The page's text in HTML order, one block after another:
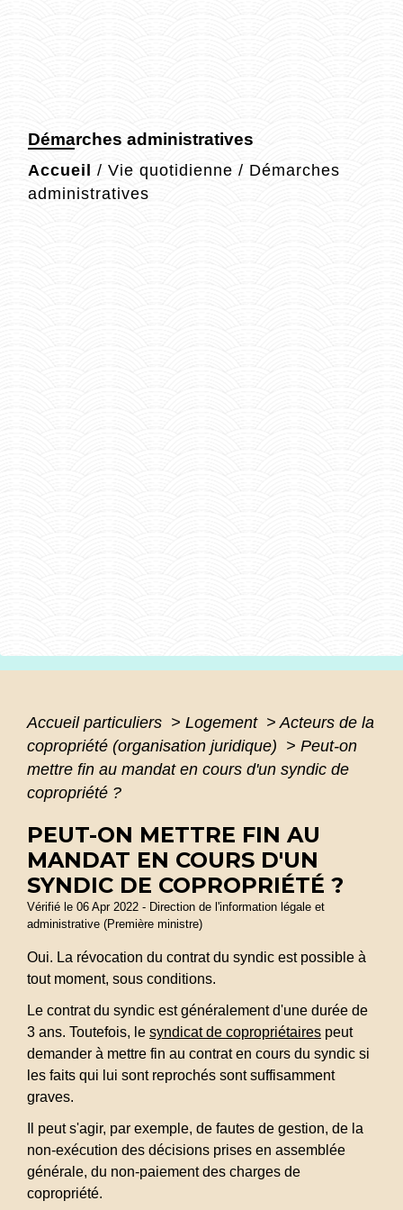
Démarches administratives
Accueil / Vie quotidienne / Démarches
administratives
Accueil particuliers > Logement > Acteurs de la
copropriété (organisation juridique) > Peut-on
mettre fin au mandat en cours d'un syndic de
copropriété ?
PEUT-ON METTRE FIN AU
MANDAT EN COURS D'UN
SYNDIC DE COPROPRIÉTÉ ?
Vérifié le 06 Apr 2022 - Direction de l'information légale et
administrative (Première ministre)
Oui. La révocation du contrat du syndic est possible à
tout moment, sous conditions.
Le contrat du syndic est généralement d'une durée de
3 ans. Toutefois, le syndicat de copropriétaires peut
demander à mettre fin au contrat en cours du syndic si
les faits qui lui sont reprochés sont suffisamment
graves.
Il peut s'agir, par exemple, de fautes de gestion, de la
non-exécution des décisions prises en assemblée
générale, du non-paiement des charges de
copropriété.